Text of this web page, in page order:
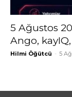
5 Ağustos
Ango,
Hilmi Öğütcü - 5